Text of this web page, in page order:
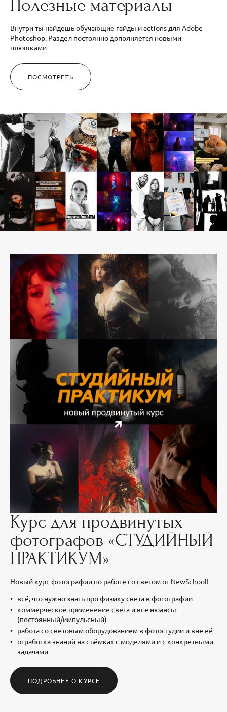
Полезные материалы
Внутри ты найдешь обучающие гайды и actions для Аdobe
Photoshop. Раздел постоянно дополняется новыми
плюшками
ПОСМОТРЕТЬ
Курс для продвинутых
фотографов «СТУДИЙНЫЙ
ПРАКТИКУМ»
Новый курс фотографии по работе со светом от NewSchool!
всё, что нужно знать про физику света в фотографии
коммерческое применение света и все нюансы
(постоянный/импульсный)
работа со световым оборудованием в фотостудии и вне её
отработка знаний на съёмках с моделями и с конкретными
задачами
ПОДРОБНЕЕ О КУРСЕ